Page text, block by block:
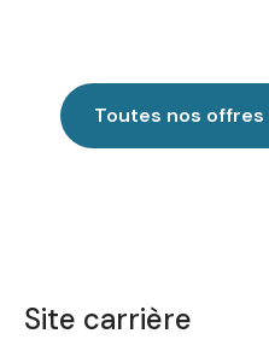
Toutes nos
Site carrière